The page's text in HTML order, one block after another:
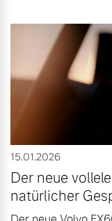
15.01.2026
Der neue
natürlicher